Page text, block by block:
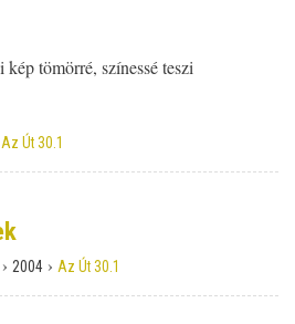
tömörré, színessé teszi
Az Út 30.1
› 2004 › Az Út 30.1